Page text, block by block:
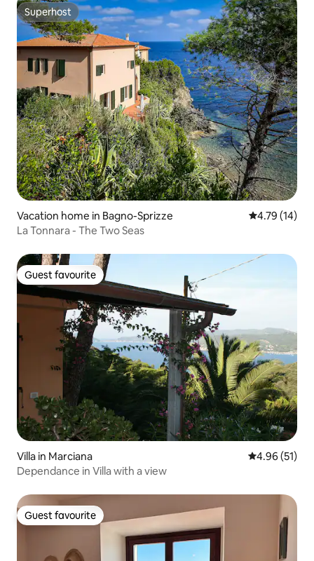
Superhost
Superhost
Vacation home in Bagno-Sprizze 4.79 out of 5
4.79 (14)
La Tonnara - The Two Seas
Guest favourite
Guest favourite
Villa in Marciana 4.96 out of 5
4.96 (51)
Dependance in Villa with a view
Guest favourite
Guest favourite